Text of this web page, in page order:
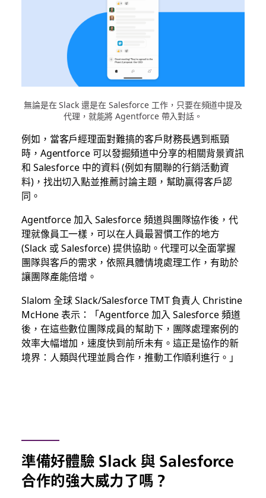
無論是在 Slack 還是在 Salesforce 工作，只要在頻道中提及
代理，就能將 Agentforce 帶入對話。
例如，當客戶經理面對難搞的客戶財務長遇到瓶頸
時，Agentforce 可以發掘頻道中分享的相關背景資訊
和 Salesforce 中的資料 (例如有關聯的行銷活動資
料)，找出切入點並推薦討論主題，幫助贏得客戶認
同。
Agentforce 加入 Salesforce 頻道與團隊協作後，代
理就像員工一樣，可以在人員最習慣工作的地方
(Slack 或 Salesforce) 提供協助。代理可以全面掌握
團隊與客戶的需求，依照具體情境處理工作，有助於
讓團隊產能倍增。
Slalom 全球 Slack/Salesforce TMT 負責人 Christine
McHone 表示：「Agentforce 加入 Salesforce 頻道
後，在這些數位團隊成員的幫助下，團隊處理案例的
效率大幅增加，速度快到前所未有。這正是協作的新
境界：人類與代理並肩合作，推動工作順利進行。」
準備好體驗 Slack 與 Salesforce
合作的強大威力了嗎？